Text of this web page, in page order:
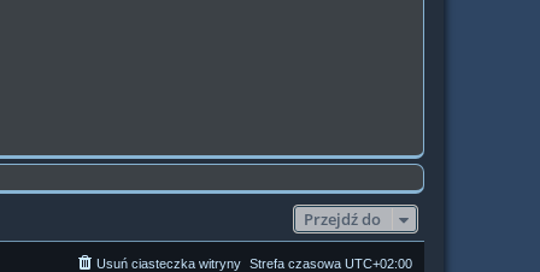
Przejdź do
Strefa czasowa UTC+02:00
Usuń ciasteczka witryny